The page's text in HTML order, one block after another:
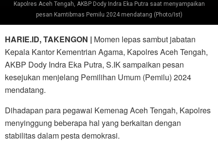
Kapolres Aceh Tengah, AKBP Dody Indra Eka Putra saat menyampaikan
pesan Kamtibmas Pemilu 2024 mendatang (Photo/Ist)
HARIE.ID, TAKENGON | Momen lepas sambut jabatan
Kepala Kantor Kementrian Agama, Kapolres Aceh Tengah,
AKBP Dody Indra Eka Putra, S.IK sampaikan pesan
kesejukan menjelang Pemilihan Umum (Pemilu) 2024
mendatang.
Dihadapan para pegawai Kemenag Aceh Tengah, Kapolres
menyinggung beberapa hal yang berkaitan dengan
stabilitas dalam pesta demokrasi.